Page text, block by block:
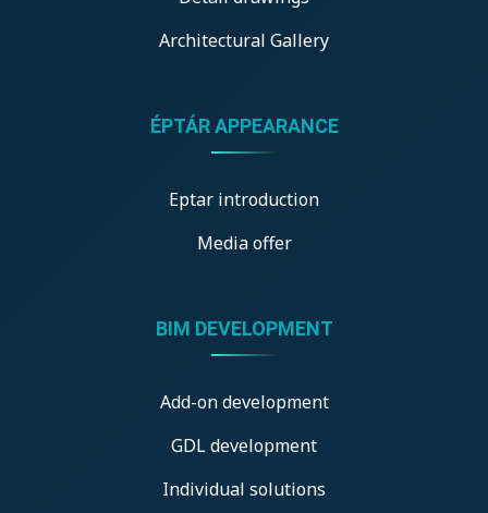
Architectural Gallery
ÉPTÁR APPEARANCE
Eptar introduction
Media offer
BIM DEVELOPMENT
Add-on development
GDL development
Individual solutions